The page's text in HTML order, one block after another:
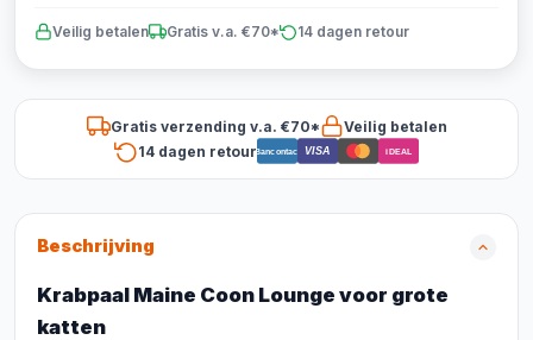
Veilig betalen Gratis v.a. €70* 14 dagen retour
Gratis verzending v.a. €70*
Veilig betalen
14 dagen retourBancontact VISA iDEAL
Beschrijving
Krabpaal Maine Coon Lounge voor grote
katten